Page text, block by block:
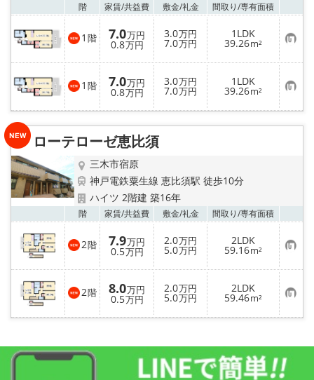
階 家賃/共益費 敷金/礼金 間取り/専有面積
1 階 7.0万円
0.8万円
3.0万円
7.0万円
1LDK
39.26m² お
気
に
入
り
登
録
1 階 7.0万円
0.8万円
3.0万円
7.0万円
1LDK
39.26m² お
気
に
り
ローテローゼ恵比須
三木市宿原
神戸電鉄粟生線 恵比須駅 徒歩10分
ハイツ 2階建 築16年
階 家賃/共益費 敷金/礼金 間取り/専有面積
2階 7.9万円
0.5万円
2.0万円
5.0万円
2LDK
59.16m² お
気
に
入
り
登
録
2階 8.0万円
0.5万円
2.0万円
5.0万円
2LDK
59.46m² お
気
に
登
録